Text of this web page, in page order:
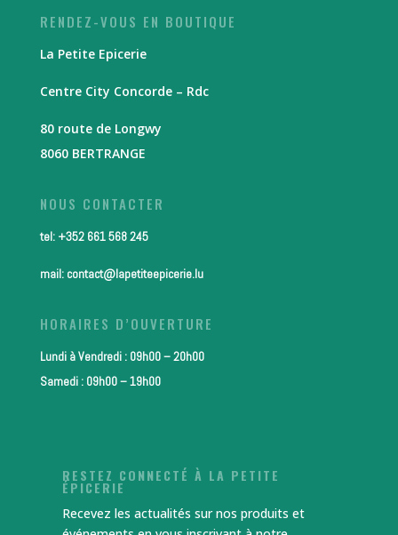
RENDEZ-VOUS EN BOUTIQUE
La Petite Epicerie
Centre City Concorde – Rdc
80 route de Longwy
8060 BERTRANGE
NOUS CONTACTER
tel: +352 661 568 245
mail: contact@lapetiteepicerie.lu
HORAIRES D’OUVERTURE
Lundi à Vendredi : 09h00 – 20h00
Samedi : 09h00 – 19h00
RESTEZ CONNECTÉ À LA PETITE
ÉPICERIE
Recevez les actualités sur nos produits et